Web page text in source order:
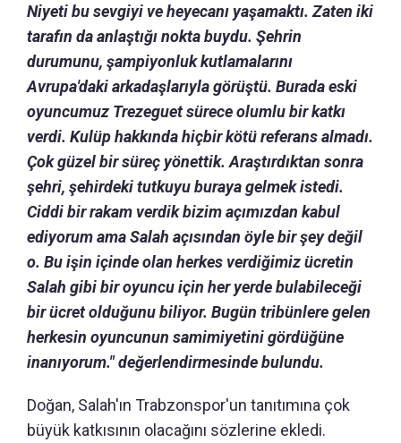
Niyeti bu sevgiyi ve heyecanı yaşamaktı. Zaten iki
tarafın da anlaştığı nokta buydu. Şehrin
durumunu, şampiyonluk kutlamalarını
Avrupa'daki arkadaşlarıyla görüştü. Burada eski
oyuncumuz Trezeguet sürece olumlu bir katkı
verdi. Kulüp hakkında hiçbir kötü referans almadı.
Çok güzel bir süreç yönettik. Araştırdıktan sonra
şehri, şehirdeki tutkuyu buraya gelmek istedi.
Ciddi bir rakam verdik bizim açımızdan kabul
ediyorum ama Salah açısından öyle bir şey değil
o. Bu işin içinde olan herkes verdiğimiz ücretin
Salah gibi bir oyuncu için her yerde bulabileceği
bir ücret olduğunu biliyor. Bugün tribünlere gelen
herkesin oyuncunun samimiyetini gördüğüne
inanıyorum." değerlendirmesinde bulundu.
Doğan, Salah'ın Trabzonspor'un tanıtımına çok
büyük katkısının olacağını sözlerine ekledi.